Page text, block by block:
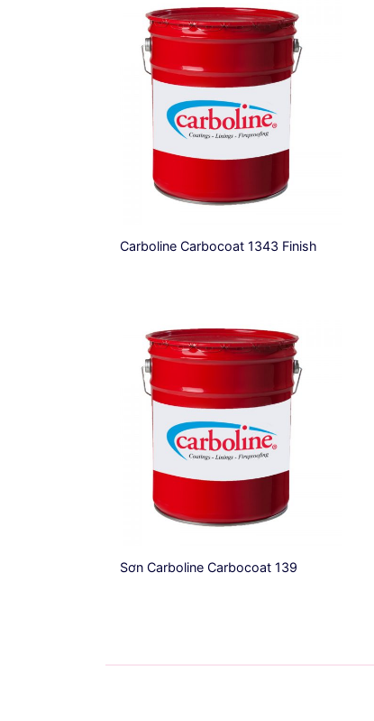
Carboline Carbocoat 1343 Finish
Sơn Carboline Carbocoat 139